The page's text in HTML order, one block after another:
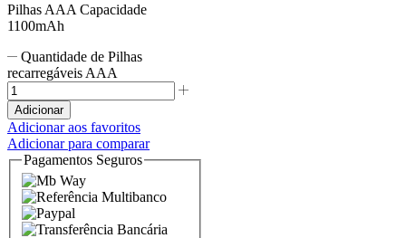
Pilhas AAA Capacidade
1100mAh
Quantidade de Pilhas
recarregáveis AAA
Adicionar
Adicionar aos favoritos
Adicionar para comparar
Pagamentos Seguros